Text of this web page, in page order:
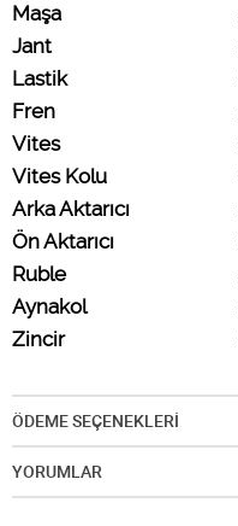
Maşa
Jant
Lastik
Fren
Vites
Vites Kolu
Arka Aktarıcı
Ön Aktarıcı
Ruble
Aynakol
Zincir
ÖDEME SEÇENEKLERİ
YORUMLAR